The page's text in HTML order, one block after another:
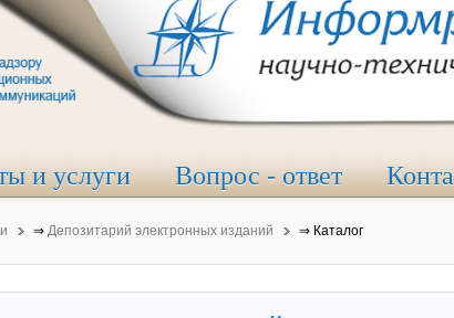
и услуги Вопрос - ответ
⇒ Депозитарий электронных изданий ⇒ Каталог